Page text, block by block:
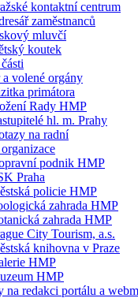
kontaktní centrum
zaměstnanců
mluvčí
koutek
volené orgány
primátora
Rady HMP
hl. m. Prahy
na radní
podnik HMP
Praha
policie HMP
zahrada HMP
zahrada HMP
City Tourism, a.s.
knihovna v Praze
HMP
HMP
na redakci portálu a